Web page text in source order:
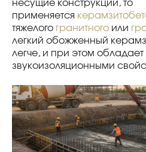
несущие конструкции, то
применяется
тяжелого гранитного или
легкий обожженный
легче, и при этом
звукоизоляционными